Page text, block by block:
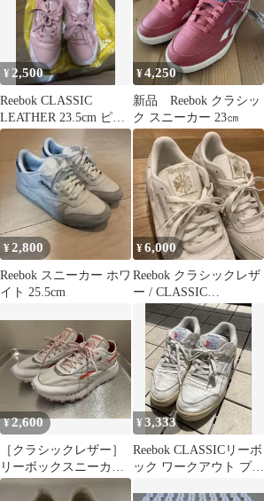
¥ 2,500
Reebok CLASSIC
LEATHER 23.5cm ピン
ク
¥4,250
新品 Reebok クラシッ
ク スニーカー 23㎝
¥2,800
Reebok スニーカー ホワ
イト 25.5cm
¥6,000
Reebok クラシックレザ
ー / CLASSIC
LEATHER
¥2,600
［クラシックレザー］
リーボックスニーカ
ー 23.5cm
¥3,333
Reebok CLASSICリーボ
ック ワークアウト プラ